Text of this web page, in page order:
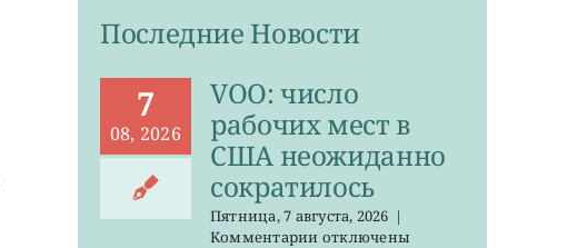
Последние Новости
7
08, 2026
VOO: число
рабочих мест в
США неожиданно
сократилось
Пятница, 7 августа, 2026 |
Комментариикотключены